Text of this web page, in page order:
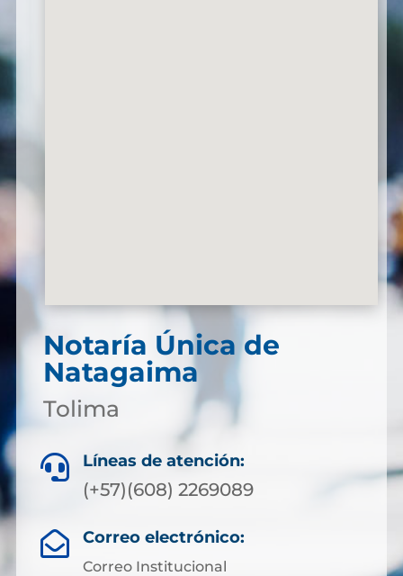
Notaría Única de
Natagaima
Tolima
 Líneas de atención:
(+57)(608) 2269089
 Correo electrónico:
Correo Institucional